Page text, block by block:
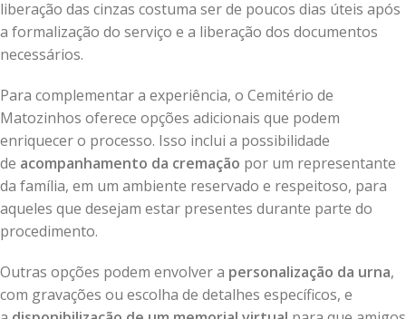
liberação das cinzas costuma ser de poucos dias úteis após
a formalização do serviço e a liberação dos documentos
necessários.
Para complementar a experiência, o Cemitério de
Matozinhos oferece opções adicionais que podem
enriquecer o processo. Isso inclui a possibilidade
de acompanhamento da cremação por um representante
da família, em um ambiente reservado e respeitoso, para
aqueles que desejam estar presentes durante parte do
procedimento.
Outras opções podem envolver a personalização da urna,
com gravações ou escolha de detalhes específicos, e